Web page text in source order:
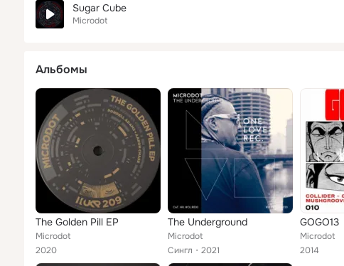
Sugar Cube
Microdot
Альбомы
The Golden Pill EP
Microdot
2020
The Underground
Microdot
Сингл
2021
GOGO13
Microdot
2014